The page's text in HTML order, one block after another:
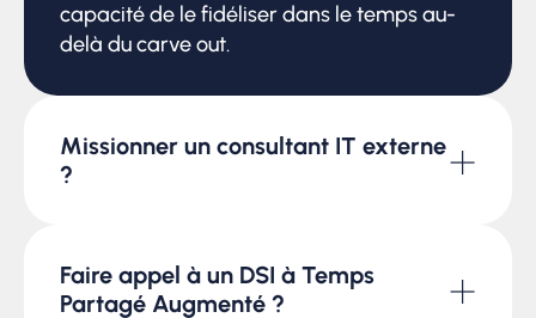
capacité de le fidéliser dans le temps au-
delà du carve out.
Missionner un consultant IT externe
?
+
de transition terminée, vous n’avez aucun
suivi dans la durée. Vous devrez à son
Faire appel à un DSI à Temps
Partagé Augmenté ?
+